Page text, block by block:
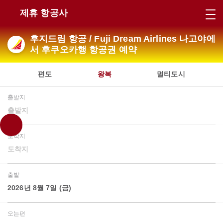
제휴 항공사
후지드림 항공 / Fuji Dream Airlines 나고야에
서 후쿠오카행 항공권 예약
편도 왕복 멀티도시
출발지
출발지
도착지
도착지
출발
2026년 8월 7일 (금)
오는편